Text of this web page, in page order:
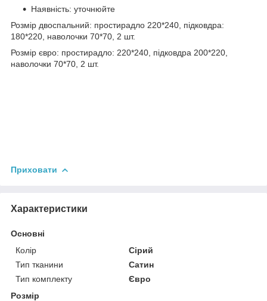
Наявність: уточнюйте
Розмір двоспальний: простирадло 220*240, підковдра:
180*220, наволочки 70*70, 2 шт.
Розмір євро: простирадло: 220*240, підковдра 200*220,
наволочки 70*70, 2 шт.
Приховати
Характеристики
Основні
Колір
Сірий
Тип тканини
Сатин
Тип комплекту
Євро
Розмір